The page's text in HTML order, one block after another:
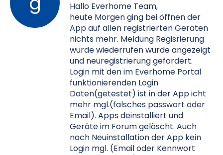
Hallo Everhome Team,
heute Morgen ging bei öffnen der
App auf allen registrierten Geräten
nichts mehr. Meldung Regisrierung
wurde wiederrufen wurde angezeigt
und neuregistrierung gefordert.
Login mit den im Everhome Portal
funktionierenden Login
Daten(getestet) ist in der App icht
mehr mgl.(falsches passwort oder
Email). Apps deinstalliert und
Geräte im Forum gelöscht. Auch
nach Neuinstallation der App kein
Login mgl. (Email oder Kennwort